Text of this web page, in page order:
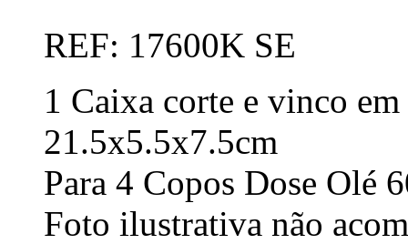
REF: 17600K SE
1 Caixa corte e vinco
21.5x5.5x7.5cm
Para 4 Copos Dose Olé
Foto ilustrativa não